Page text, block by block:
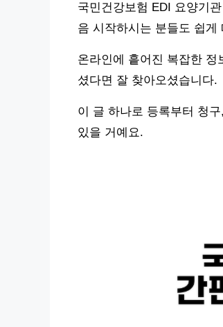
국민건강보험 EDI 요양기
음 시작하시는 분들도 쉽
온라인에 흩어진 복잡한
셨다면 잘 찾아오셨습니다.
이 글 하나로 등록부터 청
있을 거예요.